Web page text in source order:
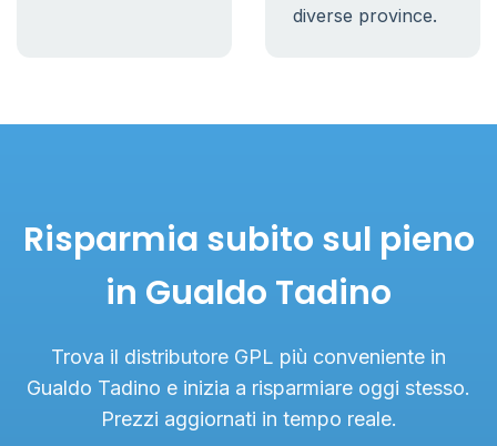
diverse province.
Risparmia subito sul pieno
in Gualdo Tadino
Trova il distributore GPL più conveniente in
Gualdo Tadino e inizia a risparmiare oggi stesso.
Prezzi aggiornati in tempo reale.